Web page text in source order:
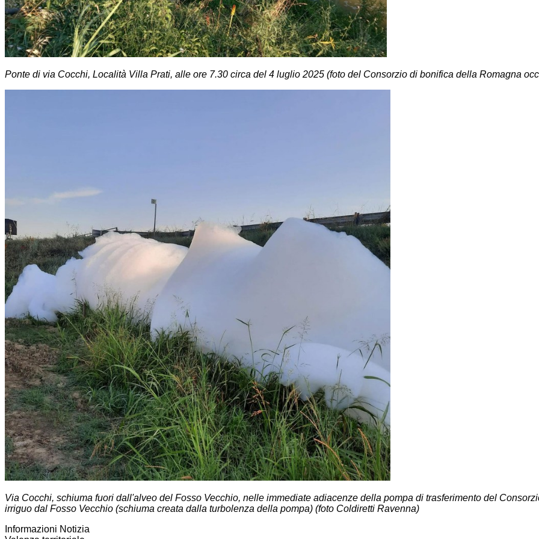
Ponte di via Cocchi, Località Villa Prati, alle ore 7.30 circa del 4 luglio 2025 (foto del Consorzio di bonifica della Romagna
Via Cocchi, schiuma fuori dall'alveo del Fosso Vecchio, nelle immediate adiacenze della pompa di trasferimento del
irriguo dal Fosso Vecchio (schiuma creata dalla turbolenza della pompa) (foto Coldiretti Ravenna)
Informazioni Notizia